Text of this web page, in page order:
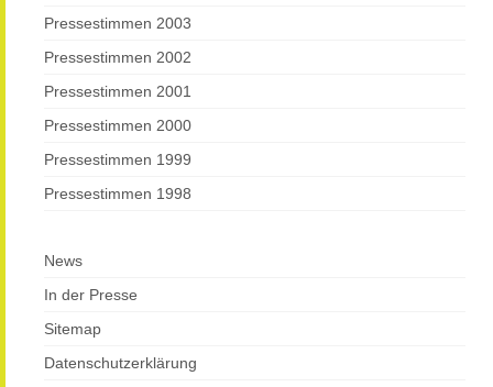
Pressestimmen 2003
Pressestimmen 2002
Pressestimmen 2001
Pressestimmen 2000
Pressestimmen 1999
Pressestimmen 1998
News
In der Presse
Sitemap
Datenschutzerklärung